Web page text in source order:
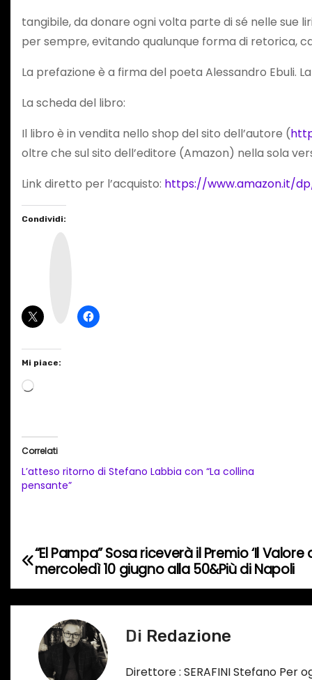
tangibile, da donare ogni volta parte di sé nelle sue
per sempre, evitando qualunque forma di retorica,
La prefazione è a firma del poeta Alessandro Ebuli.
La scheda del libro:
Il libro è in vendita nello shop del sito dell’autore (
oltre che sul sito dell’editore (Amazon) nella sola
Link diretto per l’acquisto: https://www.amazon.it/
Condividi:
Mi piace:
C
a
c
o
Correlati
L’atteso ritorno di Stefano Labbia con “La collina
pensante”
N
a
“El Pampa” Sosa riceverà il Premio ‘Il Valore
mercoledì 10 giugno alla 50&Più di Napoli
Di Redazione
Direttore : SERAFINI Stefano